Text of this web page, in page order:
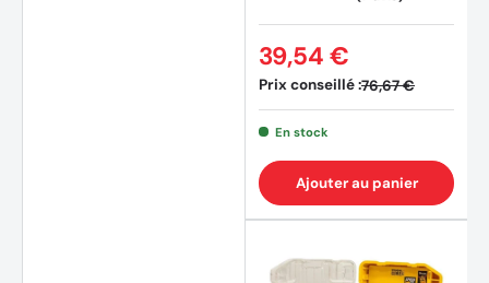
Prix conseillé :76,67 €
39,54 €
En stock
Ajouter au panier